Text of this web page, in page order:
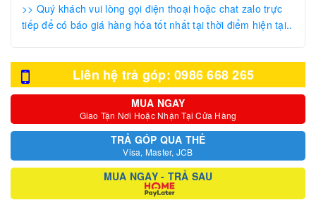
>> Quý khách vui lòng gọi điện thoại hoặc chat zalo trực
tiếp để có báo giá hàng hóa tốt nhất tại thời điểm hiện tại..
Liên hệ trả góp: 0986 668 265
MUA NGAY
Giao Tận Nơi Hoặc Nhận Tại Cửa Hàng
TRẢ GÓP QUA THẺ
Visa, Master, JCB
MUA NGAY - TRẢ SAU